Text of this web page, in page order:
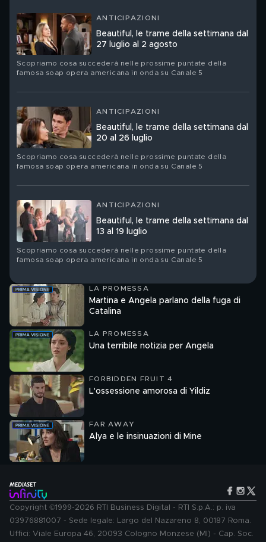
ANTICIPAZIONI
Beautiful, le trame della settimana dal
27 luglio al 2 agosto
Scopriamo cosa succederà nelle prossime puntate della
famosa soap opera americana in onda su Canale 5
ANTICIPAZIONI
Beautiful, le trame della settimana dal
20 al 26 luglio
Scopriamo cosa succederà nelle prossime puntate della
famosa soap opera americana in onda su Canale 5
ANTICIPAZIONI
Beautiful, le trame della settimana dal
13 al 19 luglio
Scopriamo cosa succederà nelle prossime puntate della
famosa soap opera americana in onda su Canale 5
LA PROMESSA
Martina e Angela parlano della fuga di
Catalina
LA PROMESSA
Una terribile notizia per Angela
FORBIDDEN FRUIT 4
L'ossessione amorosa di Yildiz
FAR AWAY
Alya e le insinuazioni di Mine
Copyright ©1999-2026 RTI Business Digital - RTI S.p.A.: p. iva
03976881007 - Sede legale: Largo del Nazareno 8, 00187 Roma.
Uffici: Viale Europa 46, 20093 Cologno Monzese (MI) - Cap. Soc.